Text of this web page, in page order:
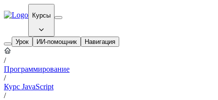
Курсы
Урок ИИ-помощник Навигация
/
Программирование
/
Курс JavaScript
/